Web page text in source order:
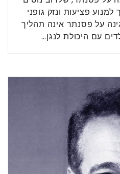
פציעות ונזק גופני
על פסנתר אינה תהליך
עם היכולת לנגן…